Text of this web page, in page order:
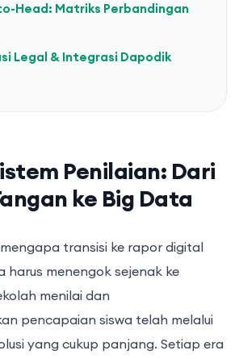
Head: Matriks Perbandingan
Legal & Integrasi Dapodik
Penilaian: Dari
ke Big Data
transisi ke rapor digital
harus menengok sejenak ke
menilai dan
pencapaian siswa telah melalui
yang cukup panjang. Setiap era